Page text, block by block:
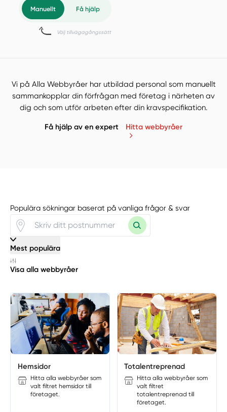
Manuellt Få hjälp
Välj tillvägagångssätt
Vi på Alla Webbyråer har utbildad personal som manuellt
sammankopplar din förfrågan med företag i närheten av
dig och som utför arbeten efter din kravspecifikation.
Få hjälp av en expert Hitta webbyråer
Populära sökningar baserat på vanliga frågor & svar
Mest populära
Visa alla webbyråer
Hemsidor
Hitta alla webbyråer som
valt filtret hemsidor till
företaget.
Totalentreprenad
Hitta alla webbyråer som
valt filtret
totalentreprenad till
företaget.